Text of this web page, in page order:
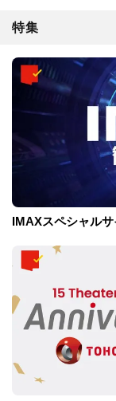
特集
IMAXスペシャル